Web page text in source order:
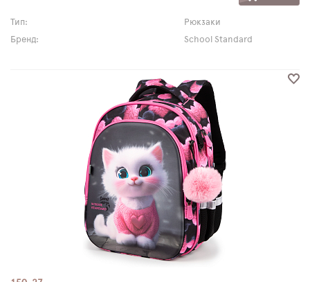
Тип:
Рюкзаки
Бренд:
School Standard